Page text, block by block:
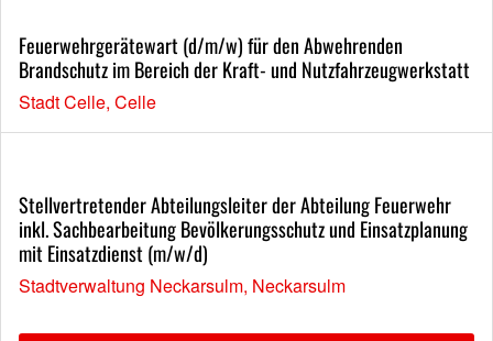
Feuerwehrgerätewart (d/m/w) für den Abwehrenden
Brandschutz im Bereich der Kraft- und Nutzfahrzeugwerkstatt
Stadt Celle, Celle
Stellvertretender Abteilungsleiter der Abteilung Feuerwehr
inkl. Sachbearbeitung Bevölkerungsschutz und Einsatzplanung
mit Einsatzdienst (m/w/d)
Stadtverwaltung Neckarsulm, Neckarsulm